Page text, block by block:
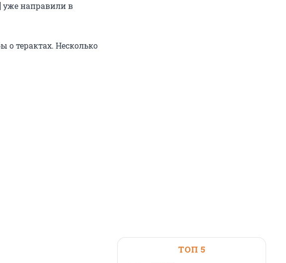
уже направили в
о терактах. Несколько
ТОП 5